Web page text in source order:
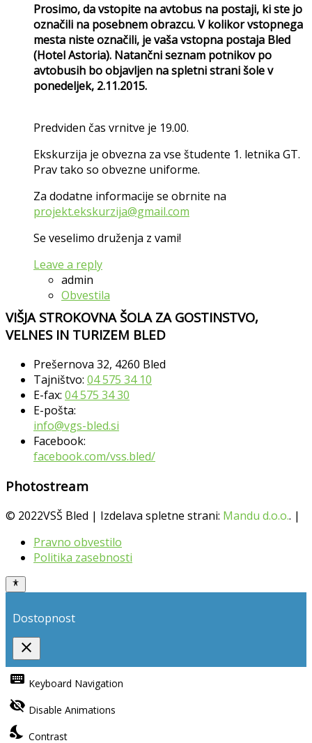
Prosimo, da vstopite na avtobus na postaji, ki ste jo
označili na posebnem obrazcu. V kolikor vstopnega
mesta niste označili, je vaša vstopna postaja Bled
(Hotel Astoria). Natančni seznam potnikov po
avtobusih bo objavljen na spletni strani šole v
ponedeljek, 2.11.2015.
Predviden čas vrnitve je 19.00.
Ekskurzija je obvezna za vse študente 1. letnika GT.
Prav tako so obvezne uniforme.
Za dodatne informacije se obrnite na
projekt.ekskurzija@gmail.com
Se veselimo druženja z vami!
Leave a reply
admin
Obvestila
VIŠJA STROKOVNA ŠOLA ZA GOSTINSTVO,
VELNES IN TURIZEM BLED
Prešernova 32, 4260 Bled
Tajništvo: 04 575 34 10
E-fax: 04 575 34 30
E-pošta:
info@vgs-bled.si
Facebook:
facebook.com/vss.bled/
Photostream
© 2022VSŠ Bled | Izdelava spletne strani: Mandu d.o.o.. |
Pravno obvestilo
Politika zasebnosti
Dostopnost
close
Toggle
visibility
Accessibility
keyboard Keyboard Navigation
visibility_off Disable Animations
nights_stay Contrast